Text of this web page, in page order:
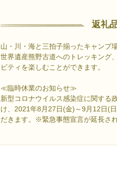
返礼
山・川・海と三拍子揃ったキャンプ場
世界遺産熊野古道へのトレッキング
ビティを楽しむことができます。
≪臨時休業のお知らせ≫
新型コロナウイルス感染症に関する
け、2021年8月27日(金)～9月12日(
だきます。※緊急事態宣言が延長さ